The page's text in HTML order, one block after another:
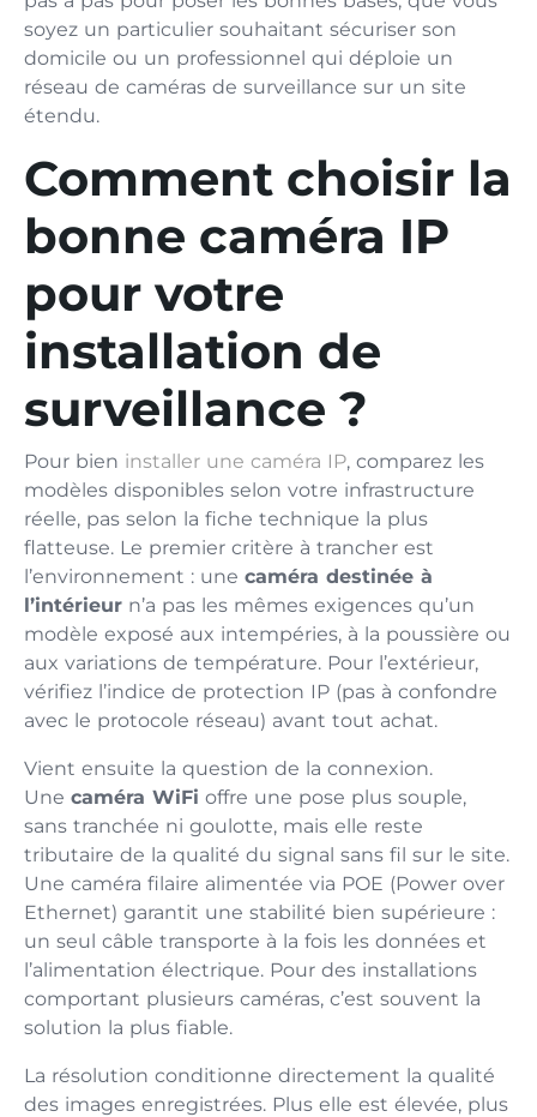
soyez un particulier souhaitant sécuriser son
domicile ou un professionnel qui déploie un
réseau de caméras de surveillance sur un site
étendu.
Comment choisir la
bonne caméra IP
pour votre
installation de
surveillance ?
Pour bien installer une caméra IP, comparez les
modèles disponibles selon votre infrastructure
réelle, pas selon la fiche technique la plus
flatteuse. Le premier critère à trancher est
l’environnement : une caméra destinée à
l’intérieur n’a pas les mêmes exigences qu’un
modèle exposé aux intempéries, à la poussière ou
aux variations de température. Pour l’extérieur,
vérifiez l’indice de protection IP (pas à confondre
avec le protocole réseau) avant tout achat.
Vient ensuite la question de la connexion.
Une caméra WiFi offre une pose plus souple,
sans tranchée ni goulotte, mais elle reste
tributaire de la qualité du signal sans fil sur le site.
Une caméra filaire alimentée via POE (Power over
Ethernet) garantit une stabilité bien supérieure :
un seul câble transporte à la fois les données et
l’alimentation électrique. Pour des installations
comportant plusieurs caméras, c’est souvent la
solution la plus fiable.
La résolution conditionne directement la qualité
des images enregistrées. Plus elle est élevée, plus